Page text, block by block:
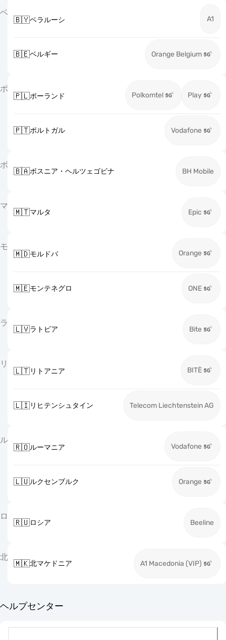
ベ
🇧🇾ベラルーシ A1
🇧🇪ベルギー Orange Belgium
ポ
🇵🇱ポーランド Polkomtel Play
🇵🇹ポルトガル Vodafone
ボ
🇧🇦ボスニア・ヘルツェゴビナ BH Mobile
マ
🇲🇹マルタ Epic
モ
🇲🇩モルドバ Orange
🇲🇪モンテネグロ ONE
ラ
🇱🇻ラトビア Bite
リ
🇱🇹リトアニア BITĖ
🇱🇮リヒテンシュタイン Telecom Liechtenstein AG
ル
🇷🇴ルーマニア Vodafone
🇱🇺ルクセンブルク Orange
ロ
🇷🇺ロシア Beeline
北
🇲🇰北マケドニア A1 Macedonia (VIP)
ヘルプセンター